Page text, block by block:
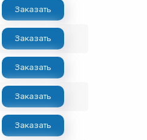
Заказать
Заказать
Заказать
Заказать
Заказать